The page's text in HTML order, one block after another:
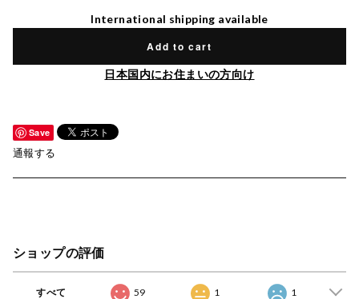
International shipping available
Add to cart
日本国内にお住まいの方向け
Save
通報する
ショップの評価
すべて 59 1 1